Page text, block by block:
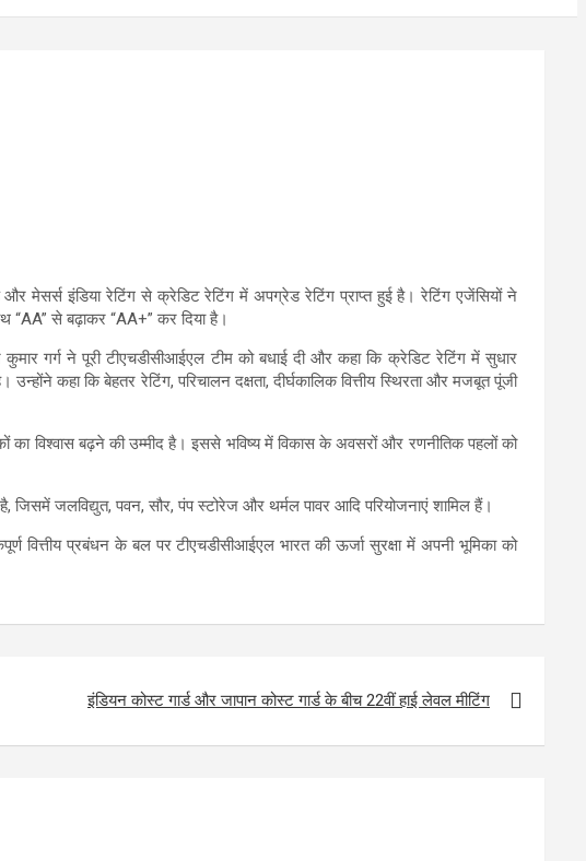
मेसर्स इंडिया रेटिंग से क्रेडिट रेटिंग में अपग्रेड रेटिंग प्राप्त हुई है। रेटिंग एजेंसियों ने
“AA” से बढ़ाकर “AA+” कर दिया है।
गर्ग ने पूरी टीएचडीसीआईएल टीम को बधाई दी और कहा कि क्रेडिट रेटिंग में सुधार
कहा कि बेहतर रेटिंग, परिचालन दक्षता, दीर्घकालिक वित्तीय स्थिरता और मजबूत पूंजी
विश्वास बढ़ने की उम्मीद है। इससे भविष्य में विकास के अवसरों और रणनीतिक पहलों को
जिसमें जलविद्युत, पवन, सौर, पंप स्टोरेज और थर्मल पावर आदि परियोजनाएं शामिल हैं।
वित्तीय प्रबंधन के बल पर टीएचडीसीआईएल भारत की ऊर्जा सुरक्षा में अपनी भूमिका को
इंडियन कोस्ट गार्ड और जापान कोस्ट गार्ड के बीच 22वीं हाई लेवल मीटिंग